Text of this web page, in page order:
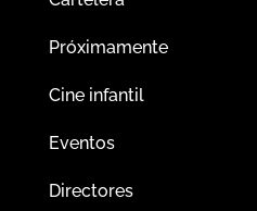
Próximamente
Cine infantil
Eventos
Directores